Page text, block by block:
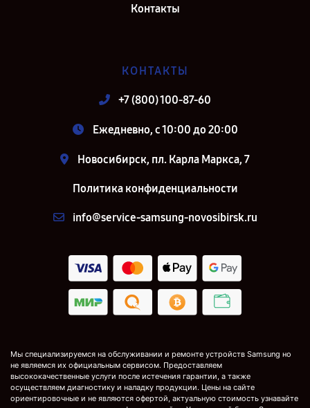
Контакты
КОНТАКТЫ
+7 (800) 100-87-60
Ежедневно, с 10:00 до 20:00
Новосибирск, пл. Карла Маркса, 7
Политика конфиденциальности
info@service-samsung-novosibirsk.ru
Мы специализируемся на обслуживании и ремонте устройств Samsung но
не являемся их официальным сервисом. Предоставляем
высококачественные услуги после истечения гарантии, а также
осуществляем диагностику и наладку продукции. Цены на сайте
ориентировочные и не являются офертой, актуальную стоимость узнавайте